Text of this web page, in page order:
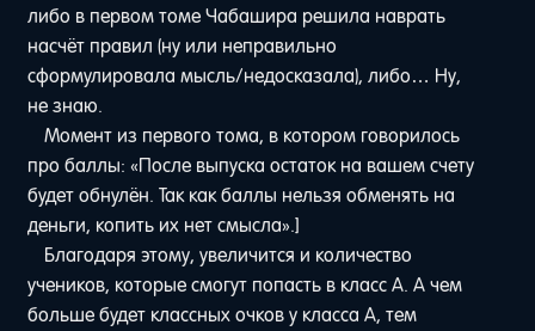
либо в первом томе Чабашира решила наврать
насчёт правил (ну или неправильно
сформулировала мысль/недосказала), либо… Ну,
не знаю.
Момент из первого тома, в котором говорилось
про баллы: «После выпуска остаток на вашем счету
будет обнулён. Так как баллы нельзя обменять на
деньги, копить их нет смысла».]
Благодаря этому, увеличится и количество
учеников, которые смогут попасть в класс A. А чем
больше будет классных очков у класса A, тем